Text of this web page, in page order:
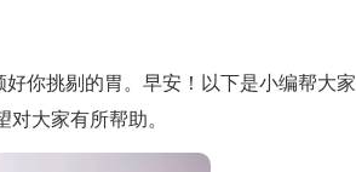
你挑剔的胃。早安！以下是小编帮大家
大家有所帮助。